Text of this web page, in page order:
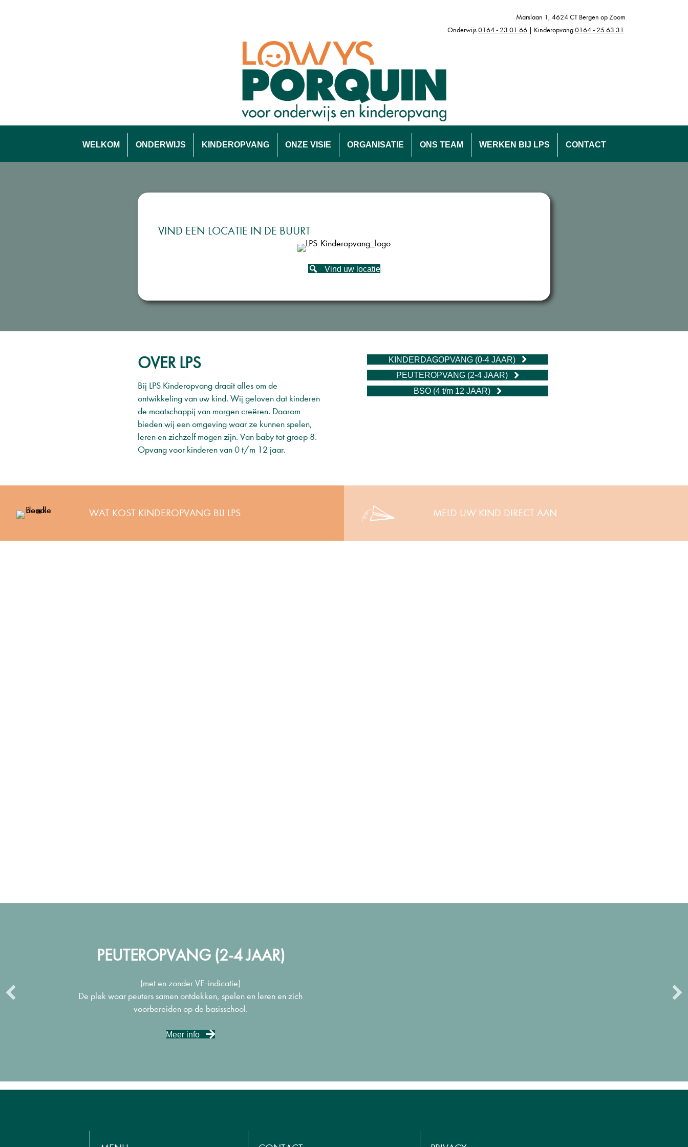
Marslaan 1, 4624 CT Bergen op Zoom
Onderwijs0164 - 23 01 66 | Kinderopvang0164 - 25 63 31
WELKOM ONDERWIJS KINDEROPVANG ONZE VISIE ORGANISATIE ONS TEAM WERKEN BIJ LPS CONTACT
VIND EEN LOCATIE IN DE BUURT
Vind uw locatie
OVER LPS
Bij LPS Kinderopvang draait alles om de
ontwikkeling van uw kind. Wij geloven dat kinderen
de maatschappij van morgen creëren. Daarom
bieden wij een omgeving waar ze kunnen spelen,
leren en zichzelf mogen zijn. Van baby tot groep 8.
Opvang voor kinderen van 0 t/m 12 jaar.
KINDERDAGOPVANG (0-4 JAAR)
PEUTEROPVANG (2-4 JAAR)
BSO (4 t/m 12 JAAR)
WAT KOST KINDEROPVANG BIJ LPS MELD UW KIND DIRECT AAN
PEUTEROPVANG (2-4 JAAR)
(met en zonder VE-indicatie)
De plek waar peuters samen ontdekken, spelen en leren en zich
voorbereiden op de basisschool.
Meer info